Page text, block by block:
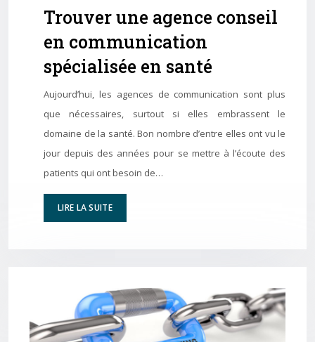
Trouver une agence conseil
en communication
spécialisée en santé
Aujourd’hui, les agences de communication sont plus
que nécessaires, surtout si elles embrassent le
domaine de la santé. Bon nombre d’entre elles ont vu le
jour depuis des années pour se mettre à l’écoute des
patients qui ont besoin de…
LIRE LA SUITE